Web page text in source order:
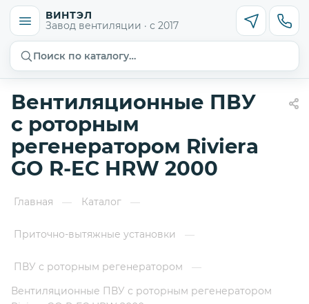
ВИНТЭЛ
Завод вентиляции · с 2017
Поиск по каталогу…
Вентиляционные ПВУ
с роторным
регенератором Riviera
GO R-EC HRW 2000
Главная — Каталог —
Приточно-вытяжные установки —
ПВУ с роторным регенератором
—
Вентиляционные ПВУ с роторным регенератором